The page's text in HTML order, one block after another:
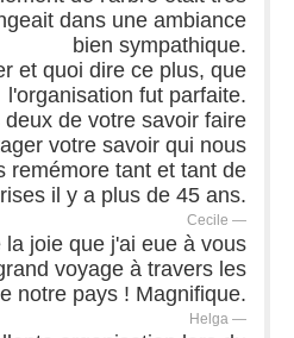
dans une ambiance
bien sympathique.
et quoi dire ce plus, que
l'organisation fut parfaite.
de votre savoir faire
votre savoir qui nous
remémore tant et tant de
il y a plus de 45 ans.
Cecile
joie que j'ai eue à vous
voyage à travers les
notre pays ! Magnifique.
Helga